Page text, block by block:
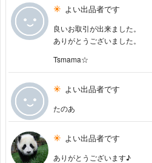
よい出品者です
良いお取引が出来ました。
ありがとうございました。
Tsmama☆
よい出品者です
たのあ
よい出品者です
ありがとうございます♪